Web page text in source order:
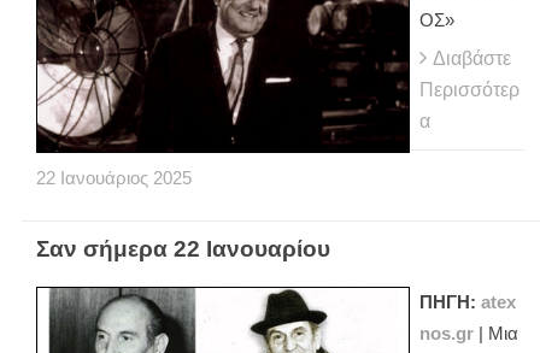
ΟΣ»
Διαβάστε
Περισσότερ
α
22 Ιανουάριος 2025
Σαν σήμερα 22 Ιανουαρίου
ΠΗΓΗ: atex
nos.gr
| Μια